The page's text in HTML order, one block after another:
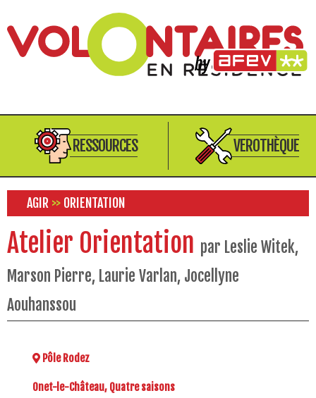
RESSOURCES VEROTHÈQUE
AGIR >> ORIENTATION
Atelier Orientation par Leslie Witek,
Marson Pierre, Laurie Varlan, Jocellyne
Aouhanssou
Pôle Rodez
Onet-le-Château, Quatre saisons